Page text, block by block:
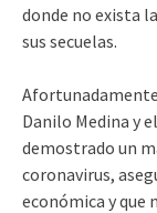
donde no exista
sus secue­las.
Danilo Medina y
demostrado un
coronavirus,
económica y que